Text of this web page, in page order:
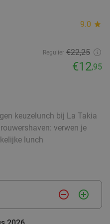
33%
9.9 star
naar keuze bij
9.3
directions_car
9.0 star
Regulier €22,25
€12,95
keuzelunch bij La Takia
verwen je
lunch
remove_circle_outline add_circle_outline